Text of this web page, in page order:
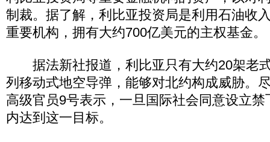
制裁。据了解，利比亚投资局是利用石油收
重要机构，拥有大约700亿美元的主权基金。
据法新社报道，利比亚只有大约20架老
列移动式地空导弹，能够对北约构成威胁。
高级官员9号表示，一旦国际社会同意设立
内达到这一目标。